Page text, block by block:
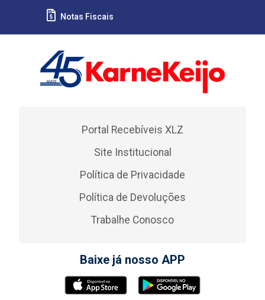
Notas Fiscais
Portal Recebíveis XLZ
Site Institucional
Política de Privacidade
Política de Devoluções
Trabalhe Conosco
Baixe já nosso APP